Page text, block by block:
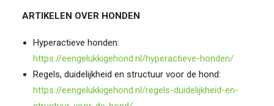
ARTIKELEN OVER HONDEN
Hyperactieve honden:
https://eengelukkigehond.nl/hyperactieve-honden/
Regels, duidelijkheid en structuur voor de hond:
https://eengelukkigehond.nl/regels-duidelijkheid-en-